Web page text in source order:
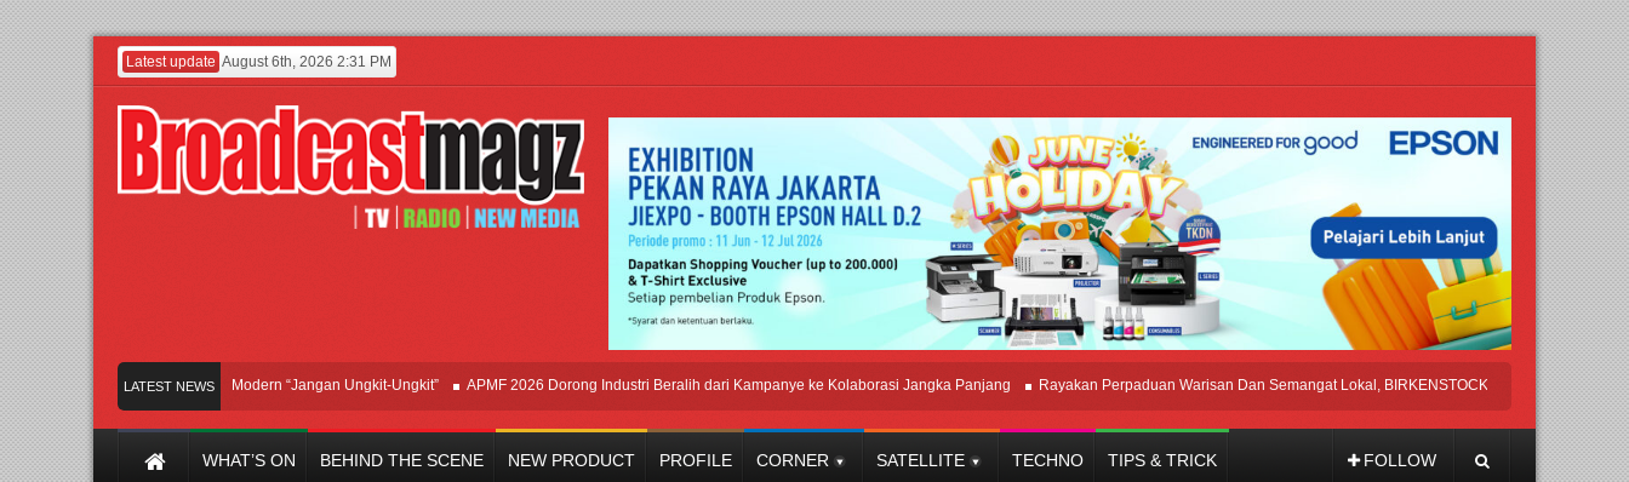
Latest update August 6th, 2026 2:31 PM
LATEST NEWS
Afan Hadirkan Hipdut Modern “Jangan Ungkit-Ungkit” APMF 2026 Dorong Industri Beralih dari Kampanye ke Kolaborasi Jangka Panjang Rayakan Perpaduan Warisan Dan Semangat Lokal, BIRKENSTOCK INDONESIA Membuka
WHAT’S ON BEHIND THE SCENE NEW PRODUCT PROFILE CORNER SATELLITE TECHNO TIPS & TRICK FOLLOW